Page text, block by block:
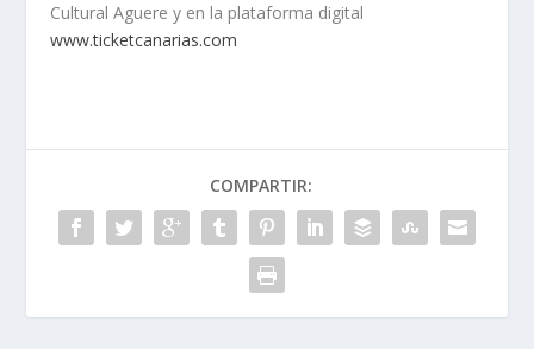
Cultural Aguere y en la plataforma digital
www.ticketcanarias.com
COMPARTIR: